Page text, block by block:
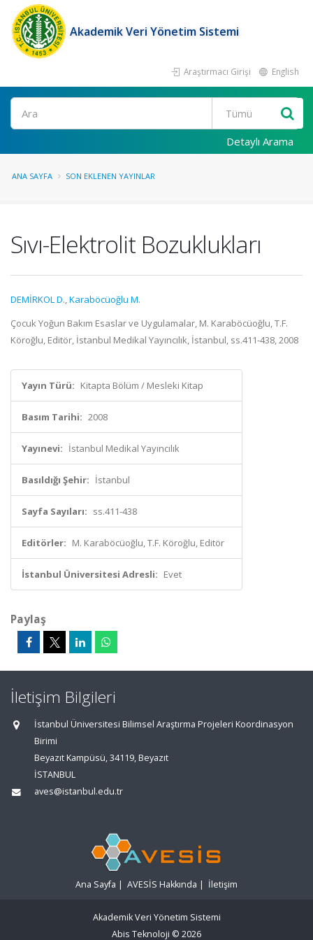
Akademik Veri Yönetim Sistemi
Araştırmacı Girişi English
Ara
Detaylı Arama
ANA SAYFA SON EKLENEN YAYINLAR
Sıvı-Elektrolit Bozuklukları
DEMİRKOL D.,Karaböcüoğlu M.
Çocuk Yoğun Bakım Esaslar ve Uygulamalar, M. Karaböcüoğlu, T.F.
Köroğlu, Editör, İstanbul Medikal Yayıncılık, İstanbul, ss.411-438, 2008
Yayın Türü: Kitapta Bölüm / Mesleki Kitap
Basım Tarihi: 2008
Yayınevi: İstanbul Medikal Yayıncılık
Basıldığı Şehir: İstanbul
Sayfa Sayıları: ss.411-438
Editörler: M. Karaböcüoğlu, T.F. Köroğlu, Editör
İstanbul Üniversitesi Adresli: Evet
Paylaş
İletişim Bilgileri
İstanbul Üniversitesi Bilimsel Araştırma Projeleri Koordinasyon
Birimi
Beyazıt Kampüsü, 34119, Beyazıt
İSTANBUL
aves@istanbul.edu.tr
Ana Sayfa | AVESİS Hakkında | İletişim
Akademik Veri Yönetim Sistemi
Abis Teknoloji © 2026